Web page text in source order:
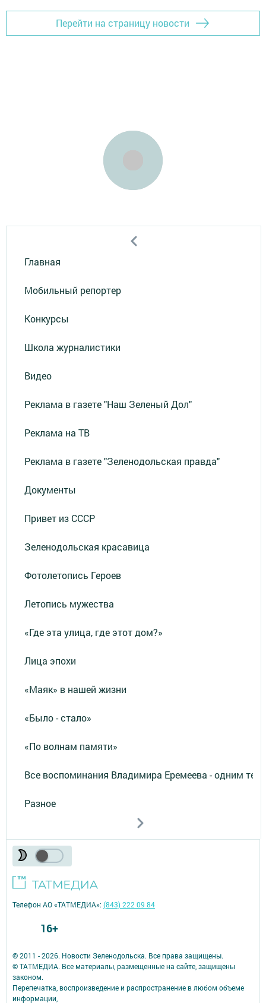
Перейти на страницу новости
Главная
Мобильный репортер
Конкурсы
Школа журналистики
Видео
Реклама в газете "Наш Зеленый Дол"
Реклама на ТВ
Реклама в газете "Зеленодольская правда"
Документы
Привет из СССР
Зеленодольская красавица
Фотолетопись Героев
Летопись мужества
«Где эта улица, где этот дом?»
Лица эпохи
«Маяк» в нашей жизни
«Было - стало»
«По волнам памяти»
Все воспоминания Владимира Еремеева - одним
Разное
© 2011 - 2026. Новости Зеленодольска. Все права защищены.
© ТАТМЕДИА. Все материалы, размещенные на сайте, защищены
законом.
Перепечатка, воспроизведение и распространение в любом объеме
информации,
Телефон АО «ТАТМЕДИА»:(843) 222 09 84
16+